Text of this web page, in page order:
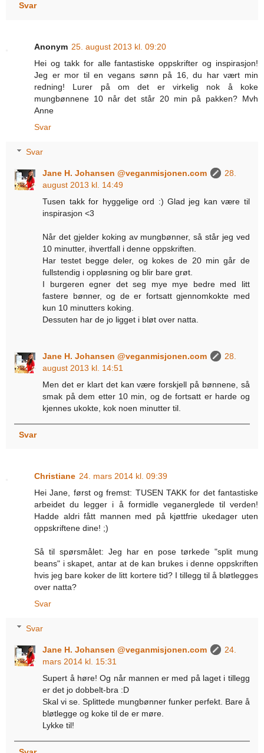
Svar
Anonym 25. august 2013 kl. 09:20
Hei og takk for alle fantastiske oppskrifter og inspirasjon!
Jeg er mor til en vegans sønn på 16, du har vært min
redning! Lurer på om det er virkelig nok å koke
mungbønnene 10 når det står 20 min på pakken? Mvh
Anne
Svar
Svar
Jane H. Johansen @veganmisjonen.com
28.
august 2013 kl. 14:49
Tusen takk for hyggelige ord :) Glad jeg kan være til
inspirasjon <3
Når det gjelder koking av mungbønner, så står jeg ved
10 minutter, ihvertfall i denne oppskriften.
Har testet begge deler, og kokes de 20 min går de
fullstendig i oppløsning og blir bare grøt.
I burgeren egner det seg mye mye bedre med litt
fastere bønner, og de er fortsatt gjennomkokte med
kun 10 minutters koking.
Dessuten har de jo ligget i bløt over natta.
Jane H. Johansen @veganmisjonen.com
28.
august 2013 kl. 14:51
Men det er klart det kan være forskjell på bønnene, så
smak på dem etter 10 min, og de fortsatt er harde og
kjennes ukokte, kok noen minutter til.
Svar
Christiane 24. mars 2014 kl. 09:39
Hei Jane, først og fremst: TUSEN TAKK for det fantastiske
arbeidet du legger i å formidle veganerglede til verden!
Hadde aldri fått mannen med på kjøttfrie ukedager uten
oppskriftene dine! ;)
Så til spørsmålet: Jeg har en pose tørkede "split mung
beans" i skapet, antar at de kan brukes i denne oppskriften
hvis jeg bare koker de litt kortere tid? I tillegg til å bløtlegges
over natta?
Svar
Svar
Jane H. Johansen @veganmisjonen.com
24.
mars 2014 kl. 15:31
Supert å høre! Og når mannen er med på laget i tillegg
er det jo dobbelt-bra :D
Skal vi se. Splittede mungbønner funker perfekt. Bare å
bløtlegge og koke til de er møre.
Lykke til!